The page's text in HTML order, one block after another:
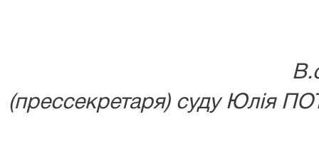
В.о. Головного
(прессекретаря) суду Юлія